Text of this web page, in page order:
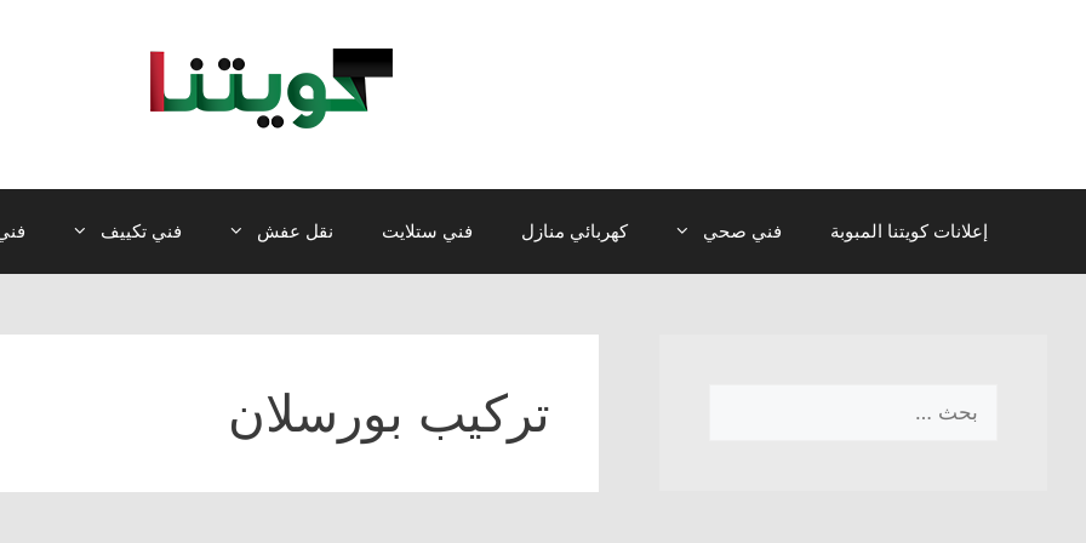
إعلانات كويتنا المبوبة فني صحي كهربائي منازل فني ستلايت نقل عفش فني تكييف
تركيب بورسلان
عن: